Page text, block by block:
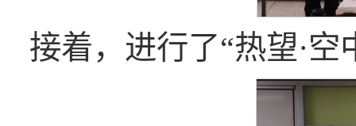
接着，进行了“热望·